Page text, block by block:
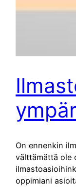
On ennenkin
välttämättä ole
oppimiani